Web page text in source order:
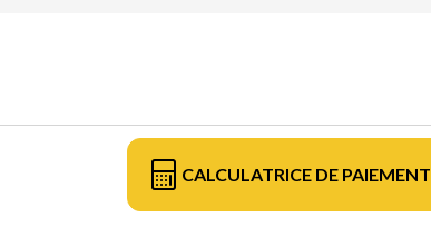
CALCULATRICE DE PAIEMENT